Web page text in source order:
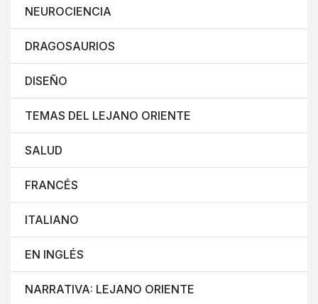
NEUROCIENCIA
DRAGOSAURIOS
DISEÑO
TEMAS DEL LEJANO ORIENTE
SALUD
FRANCÉS
ITALIANO
EN INGLÉS
NARRATIVA: LEJANO ORIENTE